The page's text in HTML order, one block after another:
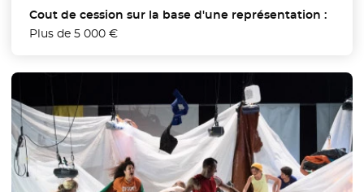
Cout de cession sur la base d'une représentation :
Plus de 5 000 €